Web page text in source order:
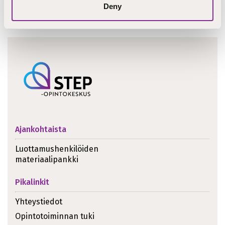
Deny
Ajankohtaista
Luottamushenkilöiden
materiaalipankki
Pikalinkit
Yhteystiedot
Opintotoiminnan tuki